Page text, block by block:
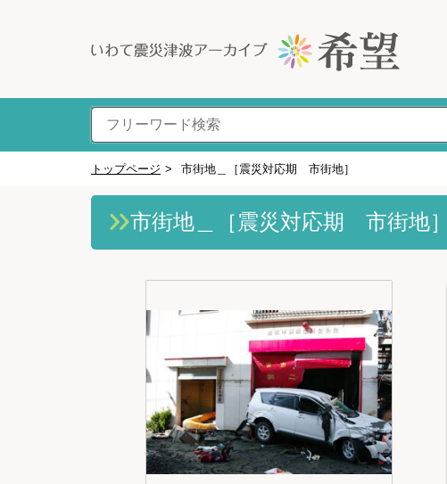
トップページ > 市街地＿［震災対応期 市街地］
市街地＿［震災対応期 市街地］